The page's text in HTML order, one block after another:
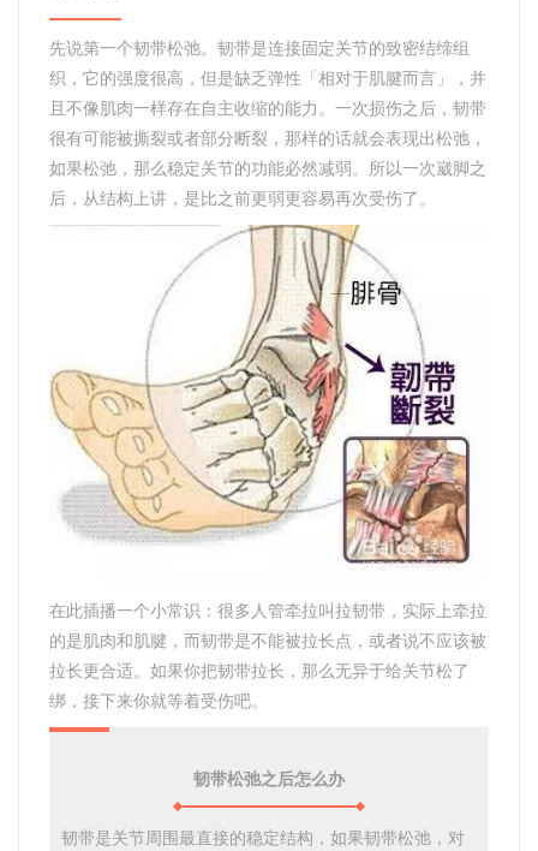
先说第一个韧带松弛。韧带是连接固定关节的致密结缔组
织，它的强度很高，但是缺乏弹性「相对于肌腱而言」，并
且不像肌肉一样存在自主收缩的能力。一次损伤之后，韧带
很有可能被撕裂或者部分断裂，那样的话就会表现出松弛，
如果松弛，那么稳定关节的功能必然减弱。所以一次崴脚之
后，从结构上讲，是比之前更弱更容易再次受伤了。
在此插播一个小常识：很多人管牵拉叫拉韧带，实际上牵拉
的是肌肉和肌腱，而韧带是不能被拉长点，或者说不应该被
拉长更合适。如果你把韧带拉长，那么无异于给关节松了
绑，接下来你就等着受伤吧。
韧带松弛之后怎么办
韧带是关节周围最直接的稳定结构，如果韧带松弛，对